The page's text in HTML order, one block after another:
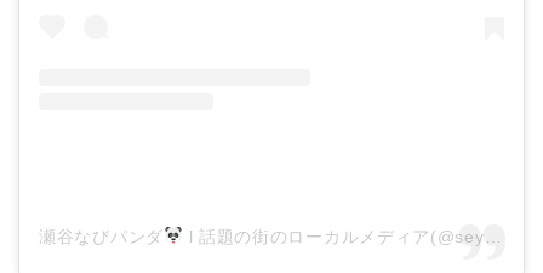
瀬谷なびパンダ l 話題の街のローカルメディア(@seyanavi)がシェアした投稿